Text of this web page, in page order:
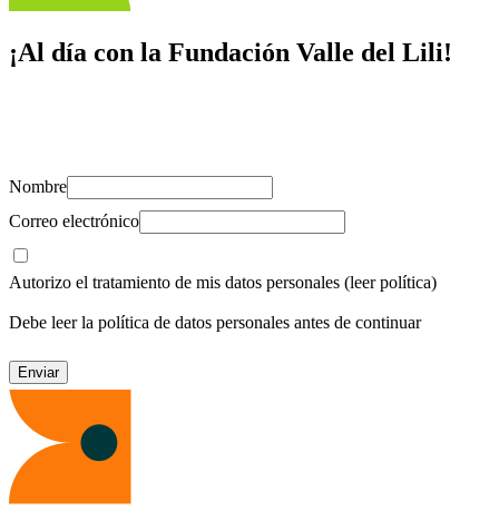
¡Al día con la Fundación Valle del Lili!
Nombre
Correo electrónico
Autorizo el tratamiento de mis datos personales (leer política)
Debe leer la política de datos personales antes de continuar